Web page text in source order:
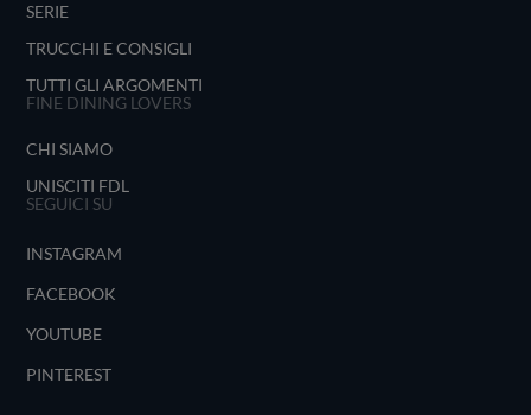
SERIE
TRUCCHI E CONSIGLI
TUTTI GLI ARGOMENTI
FINE DINING LOVERS
CHI SIAMO
UNISCITI FDL
SEGUICI SU
INSTAGRAM
FACEBOOK
YOUTUBE
PINTEREST